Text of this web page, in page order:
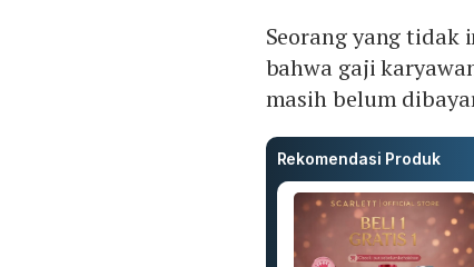
Seorang yang tidak
bahwa gaji
masih belum
Rekomendasi Produk